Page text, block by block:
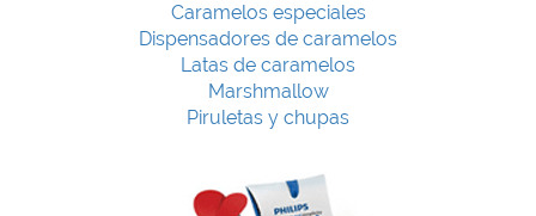
Caramelos especiales
Dispensadores de caramelos
Latas de caramelos
Marshmallow
Piruletas y chupas